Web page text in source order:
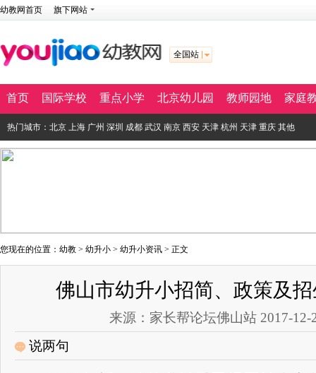
幼教网首页 旗下网站
全国站
首页 国际学校 重点小学 北京幼儿园 教师园地 家庭
热门城市： 北京 上海 广州 深圳 成都 武汉 南京 西安 天津 杭州 天津 重庆 其他
您现在的位置： 幼教 > 幼升小 > 幼升小资讯 > 正文
佛山市幼升小招简、政策及
来源：家长帮论坛佛山站 2017-12-
说两句